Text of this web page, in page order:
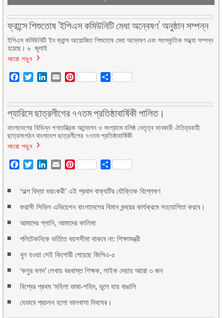
ফ্রান্সে শিশুতোষ ‘ইপিএস কমিউনিটি মেধা অন্বেষণ’ অনুষ্ঠান সম্পন্ন
ইপিএস কমিউনিটি ইন ফ্রান্স আয়োজিত শিশুতোষ মেধা অন্বেষণ এবং সাংস্কৃতিক সন্ধ্যা সম্পন্ন
হয়েছে। ৬ জুলাই
আরো পড়ুন
Facebook
TwitterLinkedIn
EmailPinterest Share
প্যারিসে ছাত্রলীগের ৭৭তম প্রতিষ্ঠাবার্ষিকী পালিত।
বাংলাদেশের বিভিন্ন গণতান্ত্রিক আন্দোলন ও সংগ্রামে বলিষ্ঠ নেতৃত্ব দানকারী ঐতিহ্যবাহী
ছাত্রসংগঠন বাংলাদেশ ছাত্রলীগের ৭৭তম প্রতিষ্ঠাবার্ষিকী
আরো পড়ুন
Facebook
TwitterLinkedIn
EmailPinterest Share
‘অল্প বিদ্যা ভয়ংকরী’ এই প্রবাদ বাক্যটির যৌক্তিক বিশ্লেষণ
ফরাসী সিভিল এভিয়েশন বাংলাদেশের বিমান বন্দরের কার্যক্রমে সহযোগিতা করবে।
আমাদের গ্লানি, আমাদের কালিমা
পলিটেকনিকে ভর্তিতে বয়সসীমা থাকবে না: শিক্ষামন্ত্রী
খুন হওয়া সেই কিশোরী পেয়েছে জিপিএ-৫
‘কলুর বলদ’ লেখায় বরখাস্ত শিক্ষক, লাইক দেয়ায় আরো ৩ জন
বিশ্বের প্রথম ‘মহিলা ভাষা-শহিদ, ভুলে যায় বাঙালি
যেভাবে প্রচলন হলো ভালবাসা দিবসের।